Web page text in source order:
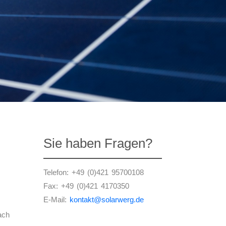
Sie haben Fragen?
Telefon: +49 (0)421 95700108
Fax: +49 (0)421 4170350
E-Mail: kontakt@solarwerg.de